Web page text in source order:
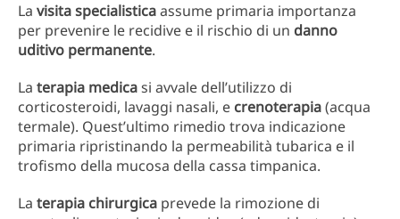
La visita specialisticaassume primaria importanza
per prevenire le recidive e il rischio di un danno
uditivo permanente.
La terapia medicasi avvale dell’utilizzo di
corticosteroidi, lavaggi nasali, e crenoterapia(acqua
termale). Quest’ultimo rimedio trova indicazione
primaria ripristinando la permeabilità tubarica e il
trofismo della mucosa della cassa timpanica.
La terapia chirurgica prevede la rimozione di